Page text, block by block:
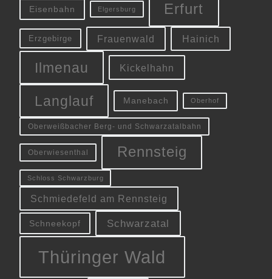
Eisenbahn Elgersburg Erfurt
Erzgebirge Frauenwald Hainich
Ilmenau Kickelhahn
Langlauf Manebach Oberhof
Oberweißbacher Berg- und Schwarzatalbahn
Oberwiesenthal Rennsteig
Schloss Schwarzburg
Schmiedefeld am Rennsteig
Schneekopf Schwarzatal
Thüringer Wald